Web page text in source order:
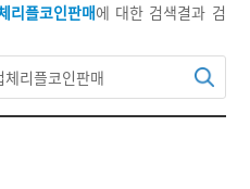
리플코인판매에 대한 검색결과 검